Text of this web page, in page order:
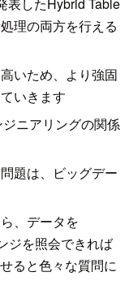
理の両方を行える
いため、より強固
いきます
ニアリングの関係
題は、ビッグデー
、データを
ジを照会できれば
ると色々な質問に